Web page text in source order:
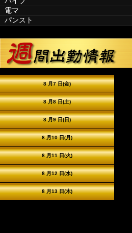
電マ
パンスト
8 月7 日(金)
8 月8 日(土)
8 月9 日(日)
8 月10 日(月)
8 月11 日(火)
8 月12 日(水)
8 月13 日(木)